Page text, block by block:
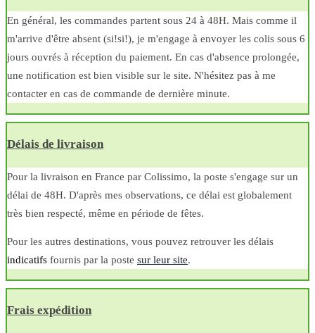
En général, les commandes partent sous 24 à 48H. Mais comme il
m'arrive d'être absent (si!si!), je m'engage à envoyer les colis sous 6
jours ouvrés à réception du paiement. En cas d'absence prolongée,
une notification est bien visible sur le site. N'hésitez pas à me
contacter en cas de commande de dernière minute.
Délais de livraison
Pour la livraison en France par Colissimo, la poste s'engage sur un
délai de 48H. D'après mes observations, ce délai est globalement
très bien respecté, même en période de fêtes.
Pour les autres destinations, vous pouvez retrouver les délais
indicatifs fournis par la poste sur leur site.
Frais expédition